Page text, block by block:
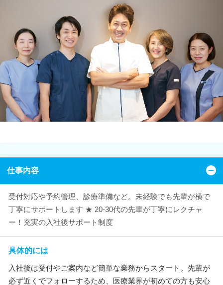
仕事内容
受付対応や予約管理、診療準備など。未経験でも先輩が横で
丁寧にサポートします ★ 20-30代の先輩が丁寧にレクチャ
ー！充実の入社後サポート制度
具体的には
入社後は受付やご案内など簡単な業務からスタート。先輩が
必ず近くでフォローするため、医療業界が初めての方も安心